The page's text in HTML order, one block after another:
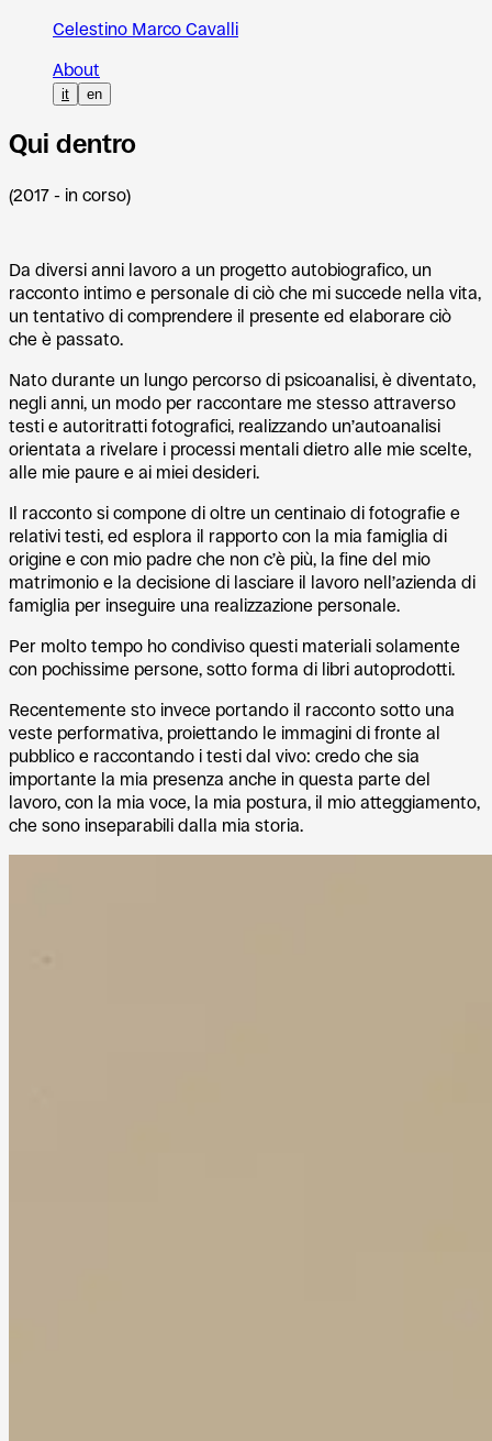
Celestino Marco Cavalli
About
it en
Qui dentro
(2017 - in corso)
Da diversi anni lavoro a un progetto autobiografico, un
racconto intimo e personale di ciò che mi succede nella vita,
un tentativo di comprendere il presente ed elaborare ciò
che è passato.
Nato durante un lungo percorso di psicoanalisi, è diventato,
negli anni, un modo per raccontare me stesso attraverso
testi e autoritratti fotografici, realizzando un’autoanalisi
orientata a rivelare i processi mentali dietro alle mie scelte,
alle mie paure e ai miei desideri.
Il racconto si compone di oltre un centinaio di fotografie e
relativi testi, ed esplora il rapporto con la mia famiglia di
origine e con mio padre che non c’è più, la fine del mio
matrimonio e la decisione di lasciare il lavoro nell’azienda di
famiglia per inseguire una realizzazione personale.
Per molto tempo ho condiviso questi materiali solamente
con pochissime persone, sotto forma di libri autoprodotti.
Recentemente sto invece portando il racconto sotto una
veste performativa, proiettando le immagini di fronte al
pubblico e raccontando i testi dal vivo: credo che sia
importante la mia presenza anche in questa parte del
lavoro, con la mia voce, la mia postura, il mio atteggiamento,
che sono inseparabili dalla mia storia.